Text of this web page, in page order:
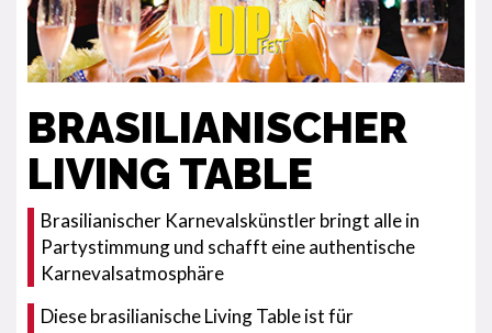
BRASILIANISCHER
LIVING TABLE
Brasilianischer Karnevalskünstler bringt alle in
Partystimmung und schafft eine authentische
Karnevalsatmosphäre
Diese brasilianische Living Table ist für